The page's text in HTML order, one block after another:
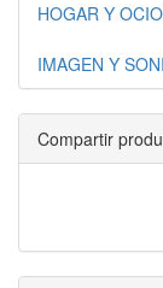
HOGAR Y OCIO
IMAGEN Y
Compartir